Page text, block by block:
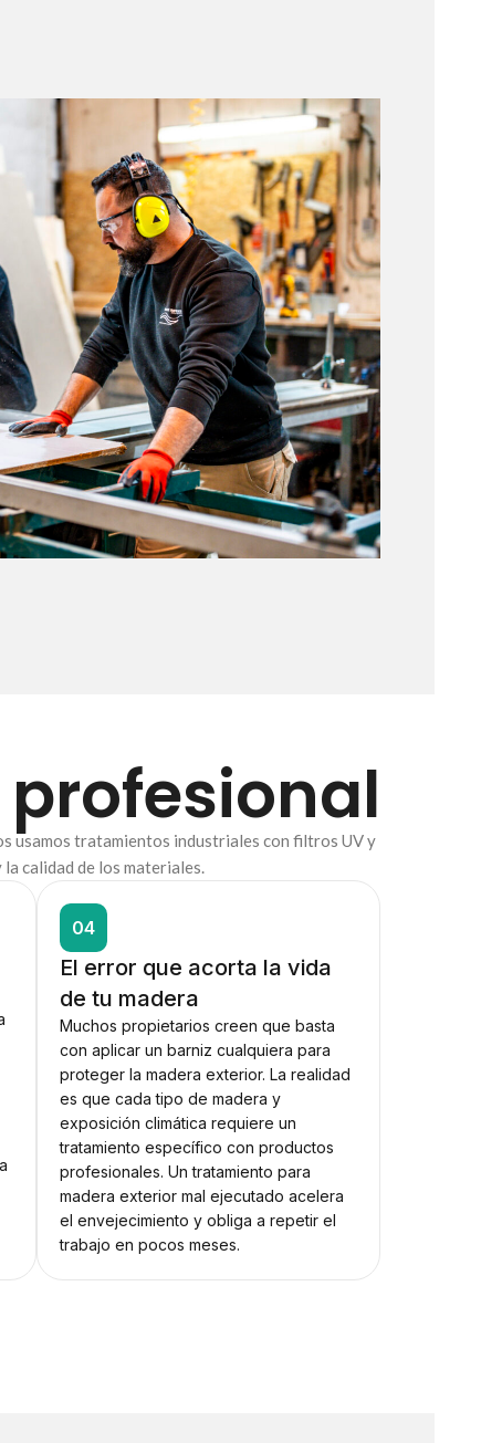
usamos tratamientos industriales con filtros UV y
calidad de los materiales.
04
El error que acorta la vida
de tu madera
Muchos propietarios creen que basta
con aplicar un barniz cualquiera para
proteger la madera exterior. La realidad
es que cada tipo de madera y
exposición climática requiere un
tratamiento específico con productos
profesionales. Un tratamiento para
madera exterior mal ejecutado acelera
el envejecimiento y obliga a repetir el
trabajo en pocos meses.